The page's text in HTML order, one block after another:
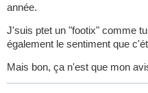
année.
J'suis ptet un "footix" comme
également le sentiment que
Mais bon, ça n'est que mon